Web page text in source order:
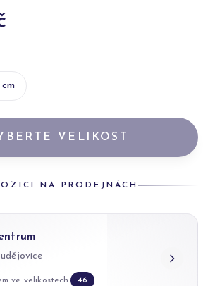
cm
VELIKOST
NA PRODEJNÁCH
ve velikostech: 46